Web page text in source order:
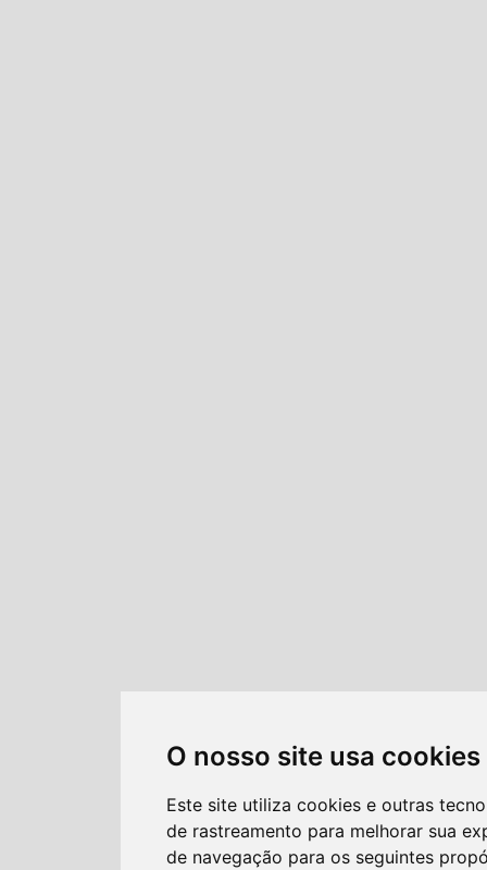
O nosso site usa cookies
Este site utiliza cookies e outras
de rastreamento para melhorar sua
de navegação para os seguintes